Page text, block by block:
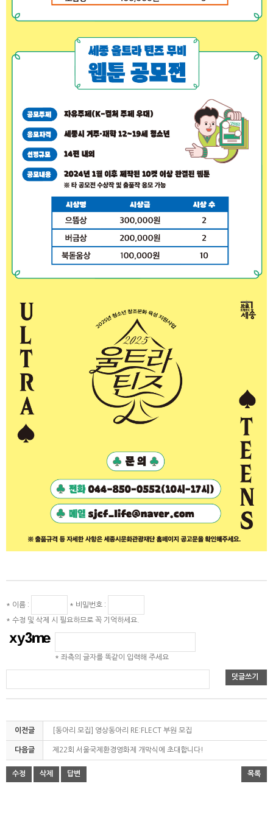
* 이름 : * 비밀번호 :
* 수정 및 삭제 시 필요하므로 꼭 기억하세요.
* 좌측의 글자를 똑같이 입력해 주세요
덧글쓰기
이전글 [동아리 모집] 영상동아리 RE:FLECT 부원 모집
다음글 제22회 서울국제환경영화제 개막식에 초대합니다!
수정 삭제 답변 목록